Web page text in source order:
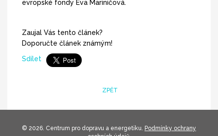
evropské fondy Eva Mariničová.
Zaujal Vás tento článek?
Doporučte článek známým!
Sdílet
ZPĚT
© 2026. Centrum pro dopravu a energetiku. Podmínky ochrany